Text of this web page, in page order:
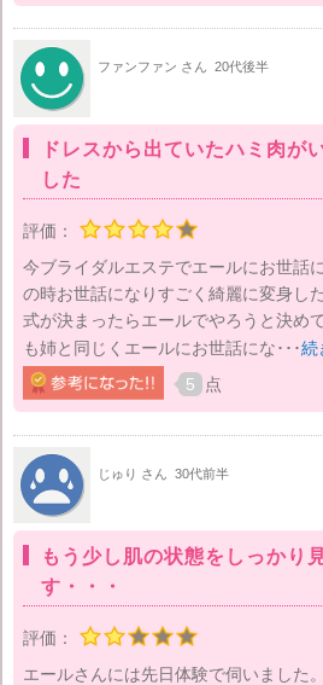
ファンファン さん 20代後半
ドレスから出ていたハミ肉が
した
評価：
今ブライダルエステでエールにお世話
の時お世話になりすごく綺麗に変身し
式が決まったらエールでやろうと決め
も姉と同じくエールにお世話にな･･･続
5 点
じゅり さん 30代前半
もう少し肌の状態をしっかり
す・・・
評価：
エールさんには先日体験で伺いました